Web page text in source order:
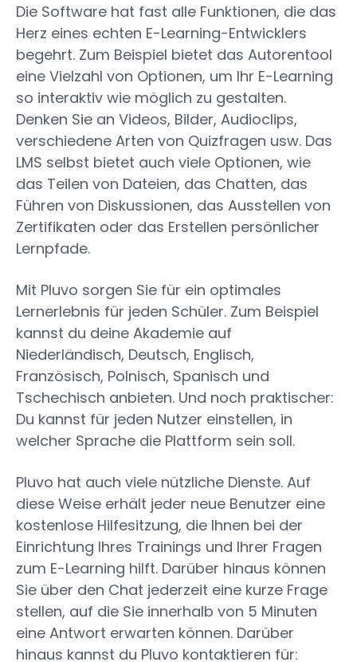
Die Software hat fast alle Funktionen, die das
Herz eines echten E-Learning-Entwicklers
begehrt. Zum Beispiel bietet das Autorentool
eine Vielzahl von Optionen, um Ihr E-Learning
so interaktiv wie möglich zu gestalten.
Denken Sie an Videos, Bilder, Audioclips,
verschiedene Arten von Quizfragen usw. Das
LMS selbst bietet auch viele Optionen, wie
das Teilen von Dateien, das Chatten, das
Führen von Diskussionen, das Ausstellen von
Zertifikaten oder das Erstellen persönlicher
Lernpfade.
Mit Pluvo sorgen Sie für ein optimales
Lernerlebnis für jeden Schüler. Zum Beispiel
kannst du deine Akademie auf
Niederländisch, Deutsch, Englisch,
Französisch, Polnisch, Spanisch und
Tschechisch anbieten. Und noch praktischer:
Du kannst für jeden Nutzer einstellen, in
welcher Sprache die Plattform sein soll.
Pluvo hat auch viele nützliche Dienste. Auf
diese Weise erhält jeder neue Benutzer eine
kostenlose Hilfesitzung, die Ihnen bei der
Einrichtung Ihres Trainings und Ihrer Fragen
zum E-Learning hilft. Darüber hinaus können
Sie über den Chat jederzeit eine kurze Frage
stellen, auf die Sie innerhalb von 5 Minuten
eine Antwort erwarten können. Darüber
hinaus kannst du Pluvo kontaktieren für: